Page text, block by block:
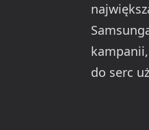
do serc